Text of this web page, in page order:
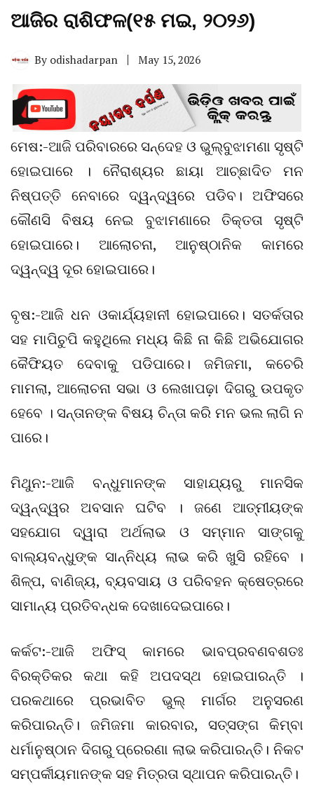
ଆଜିର ରାଶିଫଳ(୧୫ ମଇ, ୨୦୨୬)
By odishadarpan May 15, 2026
ମେଷ:-ଆଜି ପରିବାରରେ ସନ୍ଦେହ ଓ ଭୁଲ୍‌ବୁଝାମଣା ସୃଷ୍ଟି
ହୋଇପାରେ । ନୈରାଶ୍ୟର ଛାୟା ଆଚ୍ଛାଦିତ ମନ
ନିଷ୍ପତ୍ତି ନେବାରେ ଦ୍ୱନ୍ଦ୍ୱରେ ପଡିବ। ଅଫିସରେ
କୌଣସି ବିଷୟ ନେଇ ବୁଝାମଣାରେ ତିକ୍ତତା ସୃଷ୍ଟି
ହୋଇପାରେ। ଆଲୋଚନା, ଆନୁଷ୍ଠାନିକ କାମରେ
ଦ୍ୱନ୍ଦ୍ୱ ଦୂର ହୋଇପାରେ।
ବୃଷ:-ଆଜି ଧନ ଓକାର୍ଯ୍ୟହାନୀ ହୋଇପାରେ। ସତର୍କତାର
ସହ ମାପିଚୁପି କହୁଥିଲେ ମଧ୍ୟ କିଛି ନା କିଛି ଅଭିଯୋଗର
କୈଫିୟତ ଦେବାକୁ ପଡିପାରେ। ଜମିଜମା, କଚେରି
ମାମଲା, ଆଲୋଚନା ସଭା ଓ ଲେଖାପଢ଼ା ଦିଗରୁ ଉପକୃତ
ହେବେ । ସନ୍ତାନଙ୍କ ବିଷୟ ଚିନ୍ତା କରି ମନ ଭଲ ଲାଗି ନ
ପାରେ।
ମିଥୁନ:-ଆଜି ବନ୍ଧୁମାନଙ୍କ ସାହାଯ୍ୟରୁ ମାନସିକ
ଦ୍ୱନ୍ଦ୍ୱର ଅବସାନ ଘଟିବ । ଜଣେ ଆତ୍ମୀୟଙ୍କ
ସହଯୋଗ ଦ୍ୱାରା ଅର୍ଥଲାଭ ଓ ସମ୍ମାନ ସାଙ୍ଗକୁ
ବାଲ୍ୟବନ୍ଧୁଙ୍କ ସାନ୍ନିଧ୍ୟ ଲାଭ କରି ଖୁସି ରହିବେ ।
ଶିଳ୍ପ, ବାଣିଜ୍ୟ, ବ୍ୟବସାୟ ଓ ପରିବହନ କ୍ଷେତ୍ରରେ
ସାମାନ୍ୟ ପ୍ରତିବନ୍ଧକ ଦେଖାଦେଇପାରେ।
କର୍କଟ:-ଆଜି ଅଫିସ୍‌ କାମରେ ଭାବପ୍ରବଣବଶତଃ
ବିରକ୍ତିକର କଥା କହି ଅପଦସ୍ଥ ହୋଇପାରନ୍ତି ।
ପରକଥାରେ ପ୍ରଭାବିତ ଭୁଲ୍‌ ମାର୍ଗର ଅନୁସରଣ
କରିପାରନ୍ତି। ଜମିଜମା କାରବାର, ସତ୍‌ସଙ୍ଗ କିମ୍ବା
ଧର୍ମାନୁଷ୍ଠାନ ଦିଗରୁ ପ୍ରେରଣା ଲାଭ କରିପାରନ୍ତି। ନିକଟ
ସମ୍ପର୍କୀୟମାନଙ୍କ ସହ ମିତ୍ରତା ସ୍ଥାପନ କରିପାରନ୍ତି।